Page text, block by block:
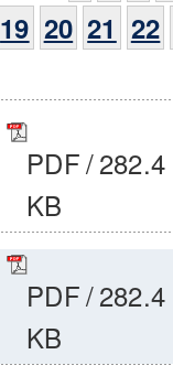
19 20 21 22
PDF/282.4
KB
PDF/282.4
KB